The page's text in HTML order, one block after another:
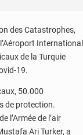
des Catastrophes,
International
de la Turquie
19.
50.000
de protection.
l’Armée de l’air
Ari Turker, a